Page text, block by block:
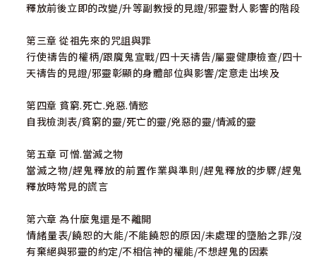
釋放前後立即的改變/升等副教授的見證/邪靈對人影響的階段
第三章 從祖先來的咒詛與罪
行使禱告的權柄/跟魔鬼宣戰/四十天禱告/屬靈健康檢查/四十
天禱告的見證/邪靈彰顯的身體部位與影響/定意走出埃及
第四章 貧窮.死亡.兇惡.情慾
自我檢測表/貧窮的靈/死亡的靈/兇惡的靈/情滅的靈
第五章 可憎.當滅之物
當滅之物/趕鬼釋放的前置作業與準則/趕鬼釋放的步驟/趕鬼
釋放時常見的謊言
第六章 為什麼鬼還是不離開
情緒量表/饒恕的大能/不能饒恕的原因/未處理的墮胎之罪/沒
有棄絕與邪靈的約定/不相信神的權能/不想趕鬼的因素